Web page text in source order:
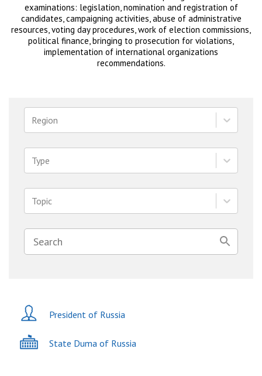
examinations: legislation, nomination and registration of
candidates, campaigning activities, abuse of administrative
resources, voting day procedures, work of election commissions,
political finance, bringing to prosecution for violations,
implementation of international organizations
recommendations.
Region
Type
Topic
President of Russia
State Duma of Russia